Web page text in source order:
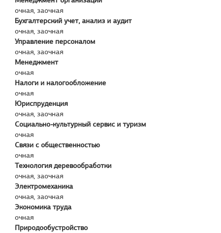
очная, заочная
Бухгалтерский учет, анализ и аудит
очная, заочная
Управление персоналом
очная, заочная
Менеджмент
очная
Налоги и налогообложение
очная
Юриспруденция
очная, заочная
Социально-культурный сервис и туризм
очная
Связи с общественностью
очная
Технология деревообработки
очная, заочная
Электромеханика
очная, заочная
Экономика труда
очная
Природообустройство